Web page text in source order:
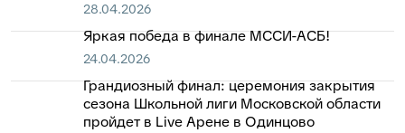
28.04.2026
Яркая победа в финале МССИ-АСБ!
24.04.2026
Грандиозный финал: церемония закрытия
сезона Школьной лиги Московской области
пройдет в Live Арене в Одинцово